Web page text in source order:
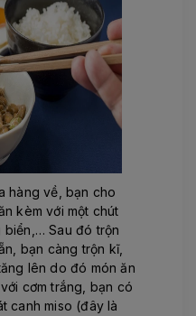
hàng về, bạn cho
kèm với một chút
biển,… Sau đó trộn
bạn càng trộn kĩ,
lên do đó món ăn
cơm trắng, bạn có
canh miso (đây là